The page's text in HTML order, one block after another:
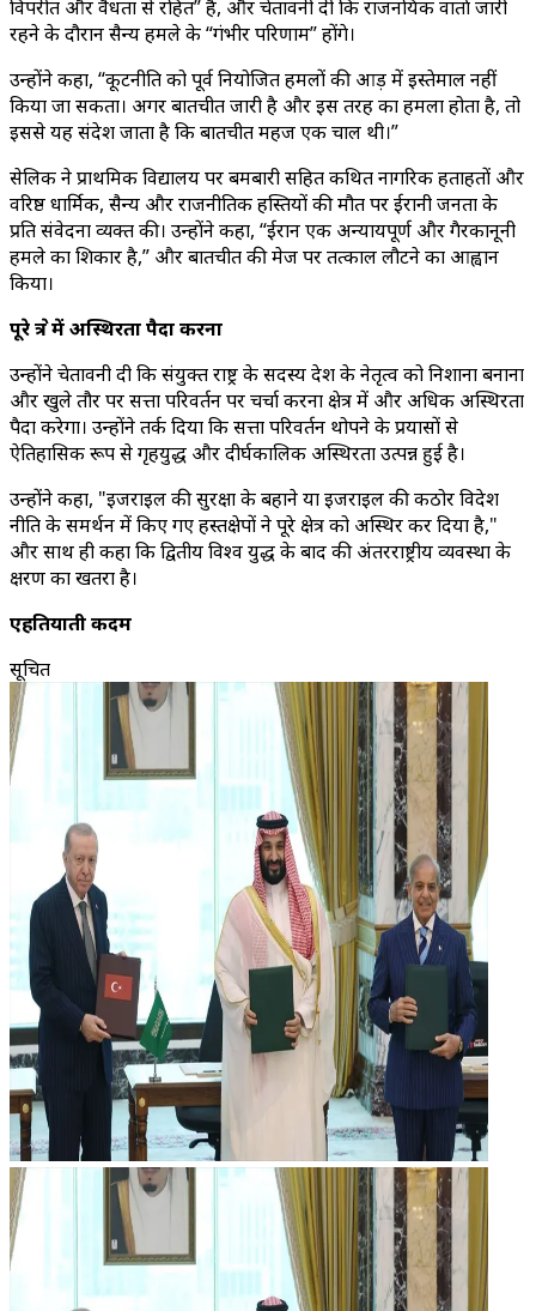
विपरीत और वैधता से रहित” है, और चेतावनी दी कि राजनयिक वार्ता जारी
रहने के दौरान सैन्य हमले के “गंभीर परिणाम” होंगे।
उन्होंने कहा, “कूटनीति को पूर्व नियोजित हमलों की आड़ में इस्तेमाल नहीं
किया जा सकता। अगर बातचीत जारी है और इस तरह का हमला होता है, तो
इससे यह संदेश जाता है कि बातचीत महज एक चाल थी।”
सेलिक ने प्राथमिक विद्यालय पर बमबारी सहित कथित नागरिक हताहतों और
वरिष्ठ धार्मिक, सैन्य और राजनीतिक हस्तियों की मौत पर ईरानी जनता के
प्रति संवेदना व्यक्त की। उन्होंने कहा, “ईरान एक अन्यायपूर्ण और गैरकानूनी
हमले का शिकार है,” और बातचीत की मेज पर तत्काल लौटने का आह्वान
किया।
पूरे क्षेत्र में अस्थिरता पैदा करना
उन्होंने चेतावनी दी कि संयुक्त राष्ट्र के सदस्य देश के नेतृत्व को निशाना बनाना
और खुले तौर पर सत्ता परिवर्तन पर चर्चा करना क्षेत्र में और अधिक अस्थिरता
पैदा करेगा। उन्होंने तर्क दिया कि सत्ता परिवर्तन थोपने के प्रयासों से
ऐतिहासिक रूप से गृहयुद्ध और दीर्घकालिक अस्थिरता उत्पन्न हुई है।
उन्होंने कहा, "इजराइल की सुरक्षा के बहाने या इजराइल की कठोर विदेश
नीति के समर्थन में किए गए हस्तक्षेपों ने पूरे क्षेत्र को अस्थिर कर दिया है,"
और साथ ही कहा कि द्वितीय विश्व युद्ध के बाद की अंतरराष्ट्रीय व्यवस्था के
क्षरण का खतरा है।
एहतियाती कदम
सूचित